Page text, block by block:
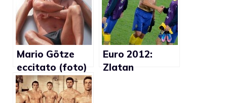
Mario Götze
eccitato (foto)
Euro 2012:
Zlatan